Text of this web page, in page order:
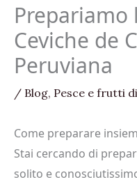
Prepariamo
Ceviche de
Peruviana
/ Blog, Pesce e frutti
Come preparare
Stai cercando di
solito e